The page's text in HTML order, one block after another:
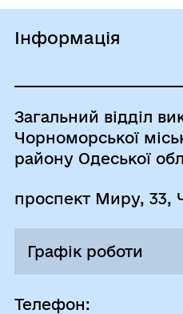
Інформація
Загальний відділ
Чорноморської
району Одеської
проспект Миру, 33,
Графік роботи
Понеділок
Телефон: